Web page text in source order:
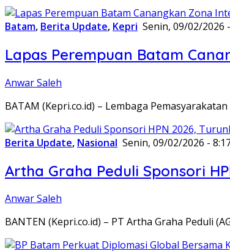
Batam, Berita Update, Kepri Senin, 09/02/2026
Lapas Perempuan Batam
Anwar Saleh
BATAM (Kepri.co.id) – Lembaga
Berita Update, Nasional Senin, 09/02/2026 -
Artha Graha Peduli Sponsori
Anwar Saleh
BANTEN (Kepri.co.id) – PT Artha Graha Peduli